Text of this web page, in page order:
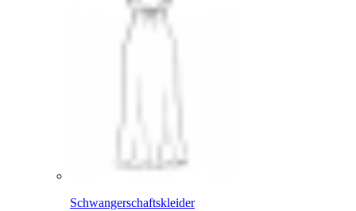
Schwangerschaftskleider